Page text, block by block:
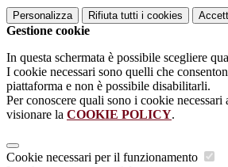
Personalizza Rifiuta tutti i cookies
Gestione cookie
In questa schermata è possibile scegliere
I cookie necessari sono quelli che
piattaforma e non è possibile disabilitarli.
Per conoscere quali sono i cookie
visionare la COOKIE POLICY.
Cookie necessari per il funzionamento